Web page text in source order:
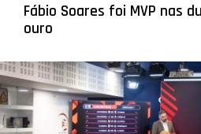
Fábio Soares foi MVP nas
ouro